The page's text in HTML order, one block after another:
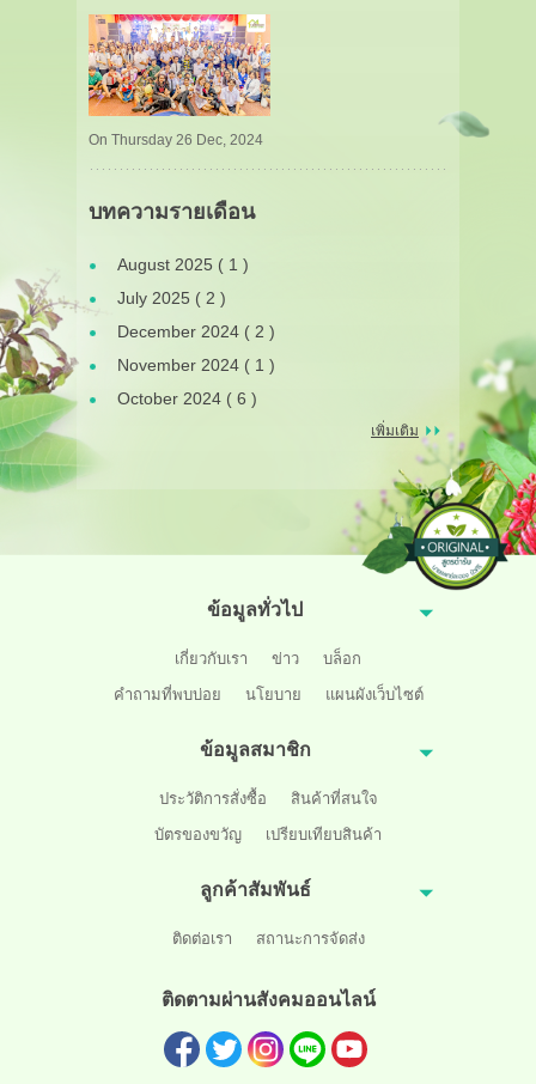
On Thursday 26 Dec, 2024
บทความรายเดือน
August 2025 ( 1 )
July 2025 ( 2 )
December 2024 ( 2 )
November 2024 ( 1 )
October 2024 ( 6 )
เพิ่มเติม
ข้อมูลทั่วไป
เกี่ยวกับเรา ข่าว
บล็อก
คำถามที่พบบ่อย
นโยบาย แผนผังเว็บไซต์
ข้อมูลสมาชิก
ประวัติการสั่งซื้อ
สินค้าที่สนใจ
บัตรของขวัญ
เปรียบเทียบสินค้า
ลูกค้าสัมพันธ์
ติดต่อเรา สถานะการจัดส่ง
ติดตามผ่านสังคมออนไลน์